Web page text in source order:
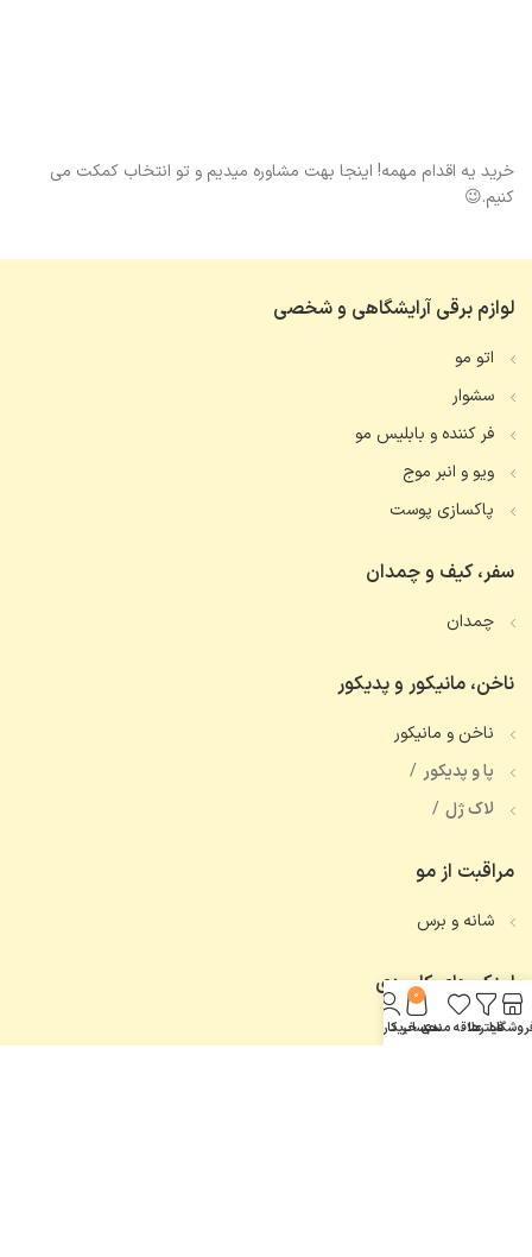
خرید یه اقدام مهمه! اینجا بهت مشاوره میدیم و تو انتخاب کمکت می
کنیم.😉
لوازم برقی آرایشگاهی و شخصی
اتو مو
سشوار
فر کننده و بابلیس مو
ویو و انبر موج
پاکسازی پوست
سفر، کیف و چمدان
چمدان
ناخن، مانیکور و پدیکور
ناخن و مانیکور
پا و پدیکور
لاک ژل
مراقبت از مو
شانه و برس
لینک های کاربردی
تماس با ما
فیلترهاعلاقه مندی
0
سبد خرید
حساب کاربری من